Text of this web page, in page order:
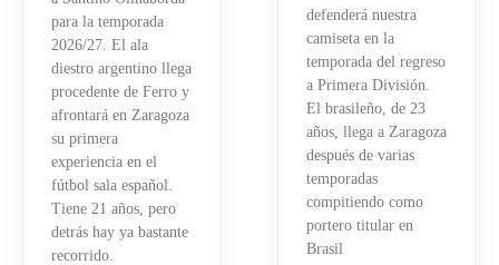
para la temporada
2026/27. El ala
diestro argentino llega
procedente de Ferro y
afrontará en Zaragoza
su primera
experiencia en el
fútbol sala español.
Tiene 21 años, pero
detrás hay ya bastante
recorrido.
defenderá nuestra
camiseta en la
temporada del regreso
a Primera División.
El brasileño, de 23
años, llega a Zaragoza
después de varias
temporadas
compitiendo como
portero titular en
Brasil